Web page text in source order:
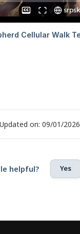
Updated on: 09/01/2026
helpful? Yes